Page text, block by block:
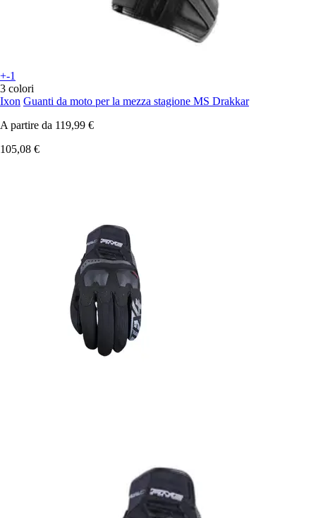
+-1
3 colori
Ixon Guanti da moto per la mezza stagione MS Drakkar
A partire da 119,99 €
105,08 €